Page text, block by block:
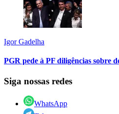
Igor Gadelha
PGR pede à PF diligências sobre
Siga nossas redes
WhatsApp